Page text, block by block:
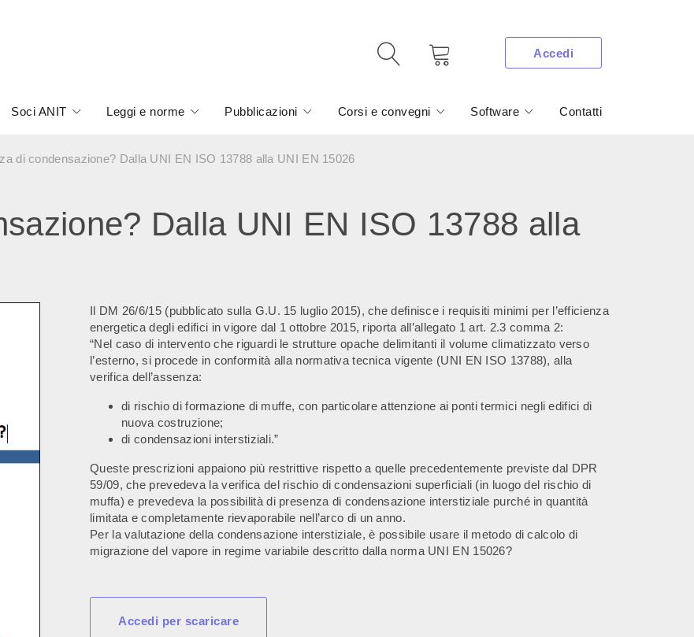
Accedi
Soci ANIT Leggi e norme Pubblicazioni Corsi e convegni Software Contatti
di condensazione? Dalla UNI EN ISO 13788 alla UNI EN 15026
Dalla UNI EN ISO 13788 alla
Il DM 26/6/15 (pubblicato sulla G.U. 15 luglio 2015), che definisce i requisiti minimi per l’efficienza
energetica degli edifici in vigore dal 1 ottobre 2015, riporta all’allegato 1 art. 2.3 comma 2:
“Nel caso di intervento che riguardi le strutture opache delimitanti il volume climatizzato verso
l’esterno, si procede in conformità alla normativa tecnica vigente (UNI EN ISO 13788), alla
verifica dell’assenza:
di rischio di formazione di muffe, con particolare attenzione ai ponti termici negli edifici di
nuova costruzione;
di condensazioni interstiziali.”
Queste prescrizioni appaiono più restrittive rispetto a quelle precedentemente previste dal DPR
59/09, che prevedeva la verifica del rischio di condensazioni superficiali (in luogo del rischio di
muffa) e prevedeva la possibilità di presenza di condensazione interstiziale purché in quantità
limitata e completamente rievaporabile nell’arco di un anno.
Per la valutazione della condensazione interstiziale, è possibile usare il metodo di calcolo di
migrazione del vapore in regime variabile descritto dalla norma UNI EN 15026?
Accedi per scaricare